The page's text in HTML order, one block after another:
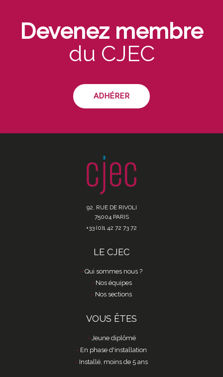
Devenez membre
du CJEC
ADHÉRER
92, RUE DE RIVOLI
75004 PARIS
+33 (0)1 42 72 73 72
LE CJEC
Qui sommes nous ?
Nos équipes
Nos sections
VOUS ÊTES
Jeune diplômé
En phase d'installation
Installé, moins de 5 ans